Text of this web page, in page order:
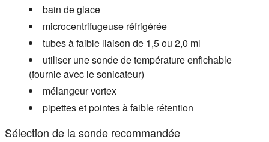
bain de glace
microcentrifugeuse réfrigérée
tubes à faible liaison de 1,5 ou 2,0 ml
utiliser une sonde de température enfichable
(fournie avec le sonicateur)
mélangeur vortex
pipettes et pointes à faible rétention
Sélection de la sonde recommandée